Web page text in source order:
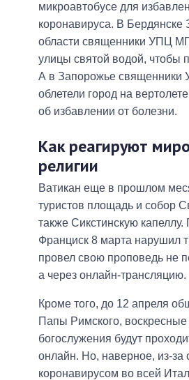
микроавтобусе для
коронавируса. В Бердянске
области священники УПЦ
улицы святой водой, чтобы
А в Запорожье
облетели город на
об избавлении от болезни.
Как реагируют
религии
Ватикан еще в прошлом
туристов площадь и собор
также Сикстинскую
Франциск 8 марта нарушил
провел свою проповедь не
а через онлайн-трансляцию.
Кроме того, до 12 апреля
Папы Римского,
богослужения будут
онлайн. Но, наверное, из-за
коронавирусом во всей